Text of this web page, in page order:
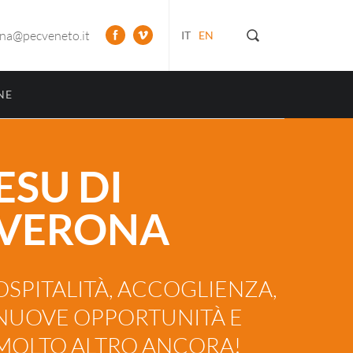
IT EN
DI
ACCOGLIENZA,
OPPORTUNITÀ E
ALTRO ANCORA!